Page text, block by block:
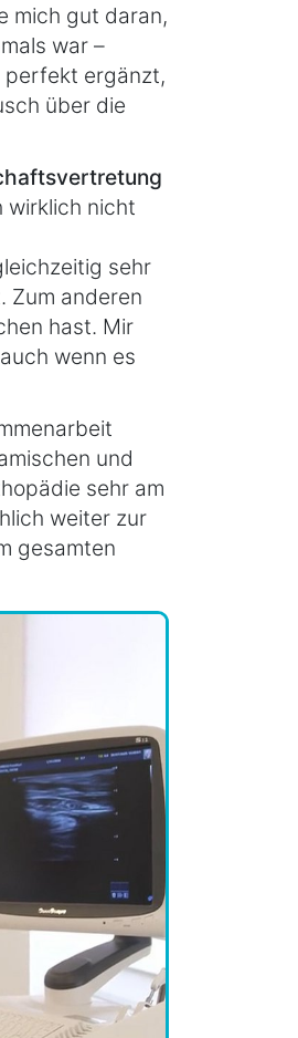
mich gut daran,
war –
perfekt ergänzt,
über die
wirklich nicht
sehr
Zum anderen
hast. Mir
wenn es
und
sehr am
weiter zur
gesamten